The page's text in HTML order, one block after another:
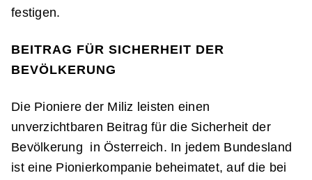
festigen.
BEITRAG FÜR SICHERHEIT DER
BEVÖLKERUNG
Die Pioniere der Miliz leisten einen
unverzichtbaren Beitrag für die Sicherheit der
Bevölkerung in Österreich. In jedem Bundesland
ist eine Pionierkompanie beheimatet, auf die bei